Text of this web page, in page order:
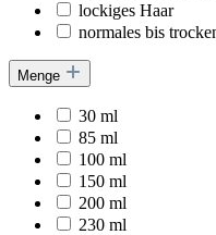
lockiges Haar
normales bis
Menge
30 ml
85 ml
100 ml
150 ml
200 ml
230 ml